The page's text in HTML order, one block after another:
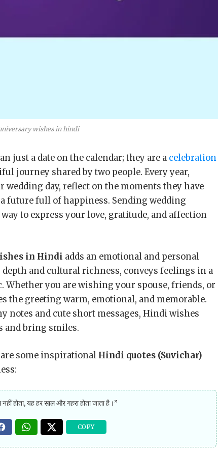
wishes in hindi
just a date on the calendar; they are a celebration
journey shared by two people. Every year,
day, reflect on the moments they have
future full of happiness. Sending wedding
to express your love, gratitude, and affection
in Hindi adds an emotional and personal
and cultural richness, conveys feelings in a
Whether you are wishing your spouse, friends, or
the greeting warm, emotional, and memorable.
notes and cute short messages, Hindi wishes
and bring smiles.
some inspirational Hindi quotes (Suvichar)
होता, यह हर साल और गहरा होता जाता है।”